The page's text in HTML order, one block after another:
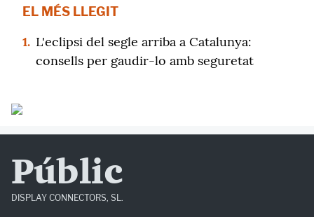
EL MÉS LLEGIT
1. L'eclipsi del segle arriba a Catalunya:
consells per gaudir-lo amb seguretat
Públic
DISPLAY CONNECTORS, SL.